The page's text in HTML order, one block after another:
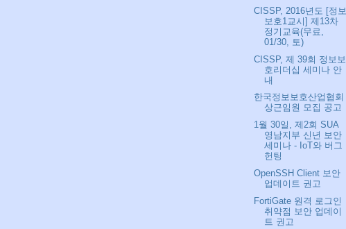
CISSP, 2016년도 [정보
보호1교시] 제13차
정기교육(무료,
01/30, 토)
CISSP, 제 39회 정보보
호리더십 세미나 안
내
한국정보보호산업협회
상근임원 모집 공고
1월 30일, 제2회 SUA
영남지부 신년 보안
세미나 - IoT와 버그
헌팅
OpenSSH Client 보안
업데이트 권고
FortiGate 원격 로그인
취약점 보안 업데이
트 권고